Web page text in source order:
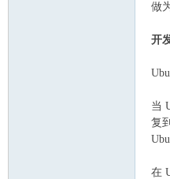
做
开
当
复
在